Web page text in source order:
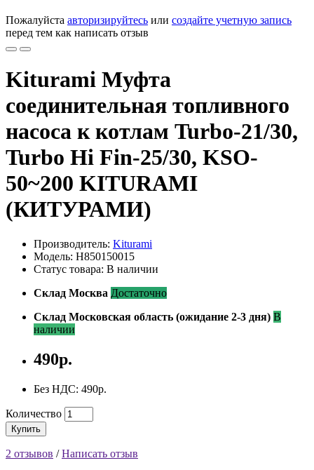
Пожалуйста авторизируйтесь или создайте учетную запись
перед тем как написать отзыв
Kiturami Муфта
соединительная топливного
насоса к котлам Turbo-21/30,
Turbo Hi Fin-25/30, KSO-
50~200 KITURAMI
(КИТУРАМИ)
Производитель: Kiturami
Модель: H850150015
Статус товара: В наличии
Склад Москва Достаточно
Склад Московская область (ожидание 2-3 дня) В
наличии
490р.
Без НДС: 490р.
Количество
Купить
2 отзывов /Написать отзыв